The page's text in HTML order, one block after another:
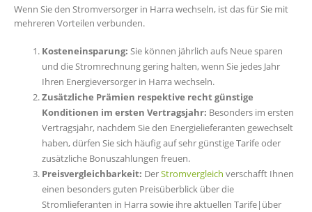
Wenn Sie den Stromversorger in Harra wechseln, ist das für Sie mit
mehreren Vorteilen verbunden.
Kosteneinsparung: Sie können jährlich aufs Neue sparen
und die Stromrechnung gering halten, wenn Sie jedes Jahr
Ihren Energieversorger in Harra wechseln.
Zusätzliche Prämien respektive recht günstige
Konditionen im ersten Vertragsjahr: Besonders im ersten
Vertragsjahr, nachdem Sie den Energielieferanten gewechselt
haben, dürfen Sie sich häufig auf sehr günstige Tarife oder
zusätzliche Bonuszahlungen freuen.
Preisvergleichbarkeit: DerStromvergleich verschafft Ihnen
einen besonders guten Preisüberblick über die
Stromlieferanten in Harra sowie ihre aktuellen Tarife|über